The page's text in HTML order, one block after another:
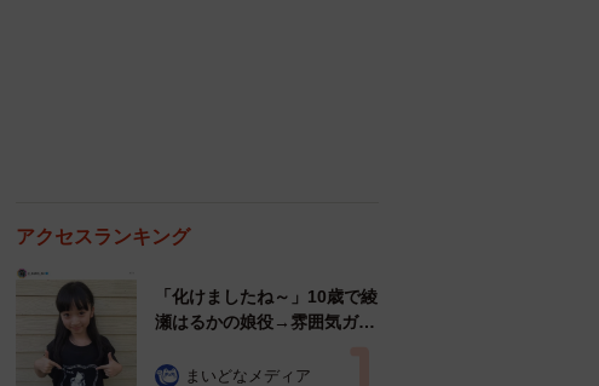
アクセスランキング
「化けましたね～」10歳で綾
瀬はるかの娘役→雰囲気ガラ
雰囲気が」「宝塚に入れそ
まいどなメディア